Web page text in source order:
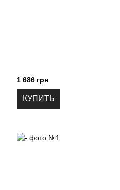
1 686 грн
КУПИТЬ